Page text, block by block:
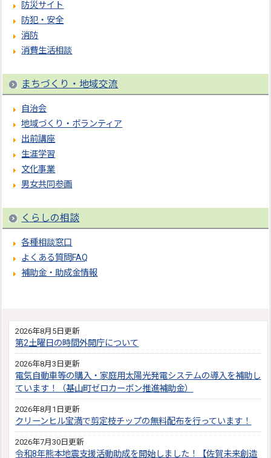
防災サイト
防犯・安全
消防
消費生活相談
まちづくり・地域交流
自治会
地域づくり・ボランティア
出前講座
生涯学習
文化事業
男女共同参画
くらしの相談
各種相談窓口
よくある質問FAQ
補助金・助成金情報
2026年8月5日更新
第2土曜日の時間外開庁について
2026年8月3日更新
電気自動車等の購入・家庭用太陽光発電システムの導入を補助し
ています！（基山町ゼロカーボン推進補助金）
2026年8月1日更新
クリーンヒル宝満で剪定枝チップの無料配布を行っています！
2026年7月30日更新
令和8年熊本地震支援活動助成を開始しました！【佐賀未来創造